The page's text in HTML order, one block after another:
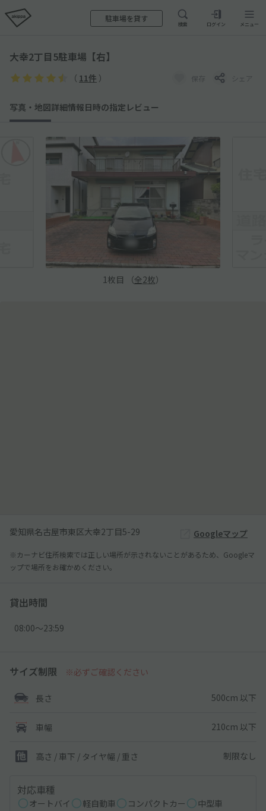
駐車場を貸す
検索 ログイン メニュー
大幸2丁目5駐車場【右】
（ 11件 ） 保存 シェア
写真・地図詳細情報日時の指定 レビュー
1 枚目 （全2枚）
愛知県名古屋市東区大幸2丁目5-29 Googleマップ
※カーナビ住所検索では正しい場所が示されないことがあるため、Googleマ
ップで場所をお確かめください。
貸出時間
08:00〜23:59
サイズ制限 ※必ずご確認ください
長さ 500cm 以下
車幅 210cm 以下
高さ / 車下 / タイヤ幅 / 重さ 制限なし
対応車種
オートバイ 軽自動車 コンパクトカー
中型車